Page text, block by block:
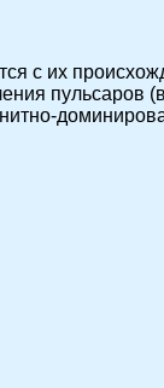
с их
пульсаров